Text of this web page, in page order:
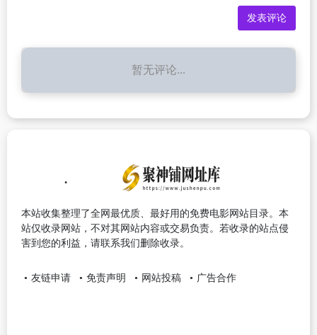
暂无评论...
本站收集整理了全网最优质、最好用的免费电影网站目录。本
站仅收录网站，不对其网站内容或交易负责。若收录的站点侵
害到您的利益，请联系我们删除收录。
友链申请 免责声明 网站投稿 广告合作